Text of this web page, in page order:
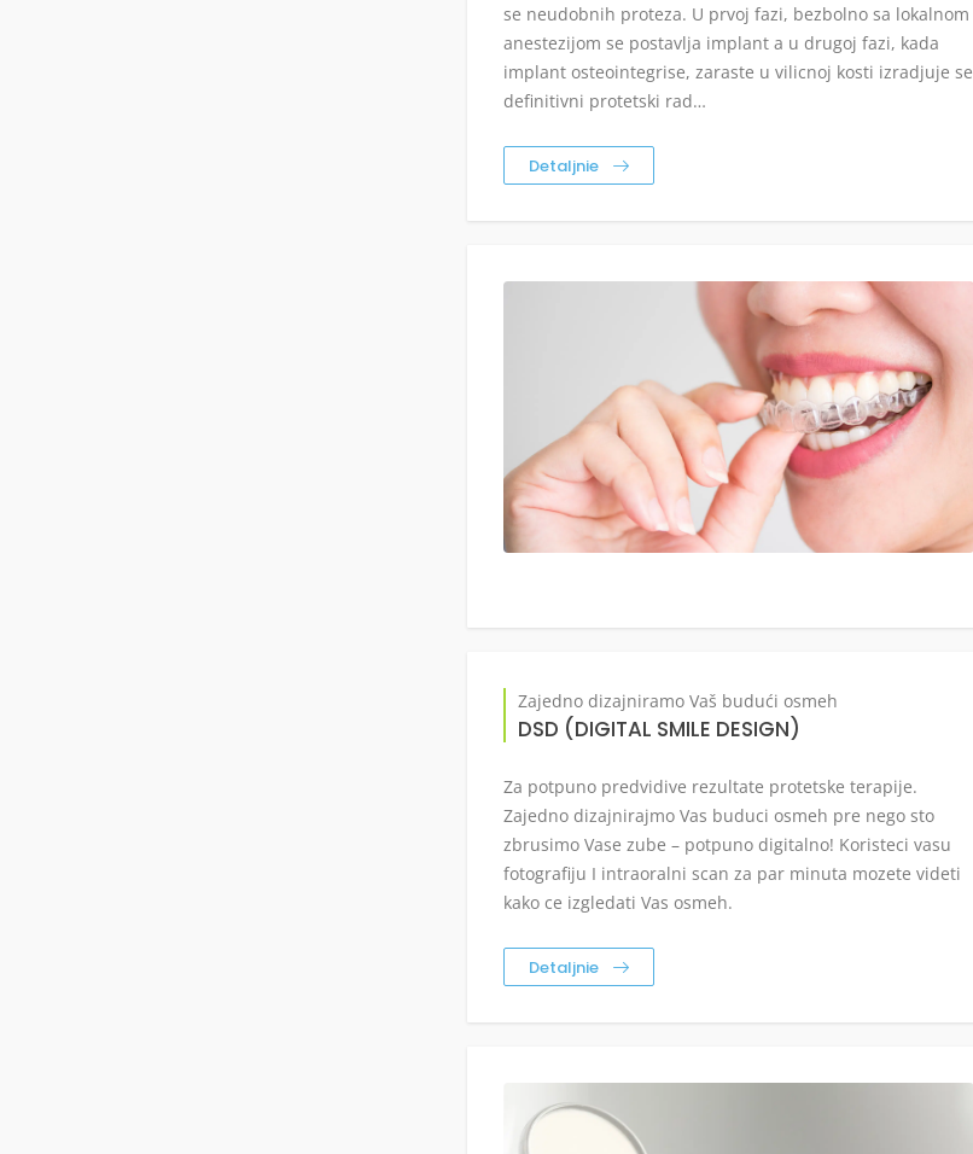
se neudobnih proteza. U prvoj fazi, bezbolno sa lokalnom
anestezijom se postavlja implant a u drugoj fazi, kada
implant osteointegrise, zaraste u vilicnoj kosti izradjuje se
definitivni protetski rad…
Detaljnie
Zajedno dizajniramo Vaš budući osmeh
DSD (DIGITAL SMILE DESIGN)
Za potpuno predvidive rezultate protetske terapije.
Zajedno dizajnirajmo Vas buduci osmeh pre nego sto
zbrusimo Vase zube – potpuno digitalno! Koristeci vasu
fotografiju I intraoralni scan za par minuta mozete videti
kako ce izgledati Vas osmeh.
Detaljnie